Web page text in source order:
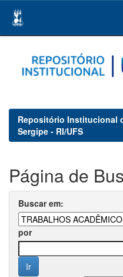
navigation
Repositório Institucional
Sergipe - RI/UFS
Página de
Buscar em:
por